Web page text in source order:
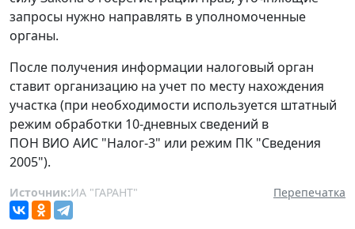
запросы нужно направлять в уполномоченные
органы.
После получения информации налоговый орган
ставит организацию на учет по месту нахождения
участка (при необходимости используется штатный
режим обработки 10-дневных сведений в
ПОН ВИО АИС "Налог-3" или режим ПК "Сведения
2005").
Источник:ИА "ГАРАНТ" Перепечатка